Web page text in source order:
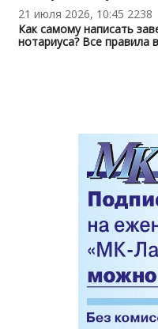
21 июля 2026, 10:45 2238
Как самому написать
нотариуса? Все правила